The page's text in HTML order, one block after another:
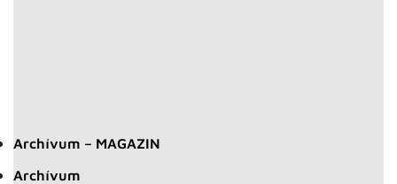
Archívum – MAGAZIN
Archívum